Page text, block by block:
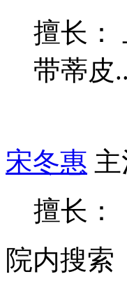
擅长：
带蒂皮
宋冬惠
擅长：
院内搜索